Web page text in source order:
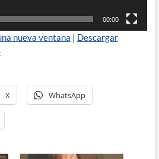
00:00
nueva ventana | Descargar
X WhatsApp